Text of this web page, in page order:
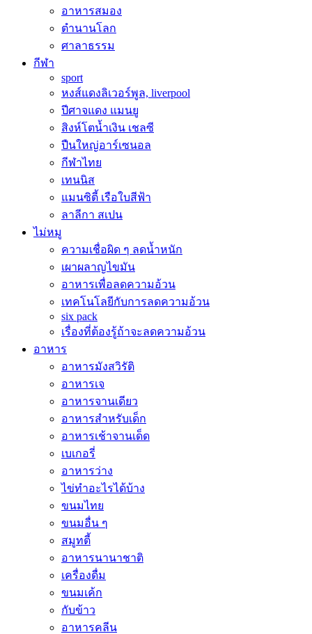
อาหารสมอง
ตำนานโลก
ศาลาธรรม
กีฬา
sport
หงส์แดงลิเวอร์พูล, liverpool
ปีศาจแดง แมนยู
สิงห์โตน้ำเงิน เชลซี
ปืนใหญ่อาร์เซนอล
กีฬาไทย
เทนนิส
แมนซิตี้ เรือใบสีฟ้า
ลาลีกา สเปน
ไม่หมู
ความเชื่อผิด ๆ ลดน้ำหนัก
เผาผลาญไขมัน
อาหารเพื่อลดความอ้วน
เทคโนโลยีกับการลดความอ้วน
six pack
เรื่องที่ต้องรู้ถ้าจะลดความอ้วน
อาหาร
อาหารมังสวิรัติ
อาหารเจ
อาหารจานเดียว
อาหารสำหรับเด็ก
อาหารเช้าจานเด็ด
เบเกอรี่
อาหารว่าง
ไข่ทำอะไรได้บ้าง
ขนมไทย
ขนมอื่น ๆ
สมูทตี้
อาหารนานาชาติ
เครื่องดื่ม
ขนมเค้ก
กับข้าว
อาหารคลีน